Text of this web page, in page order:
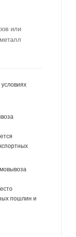
или
пошлин и